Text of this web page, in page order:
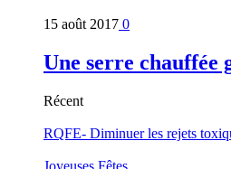
15 août 2017 0
Une serre chauffée
Récent
RQFE- Diminuer les rejets
Joyeuses Fêtes